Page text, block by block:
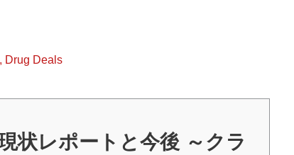
Drug Deals
状レポートと今後 ～クラ